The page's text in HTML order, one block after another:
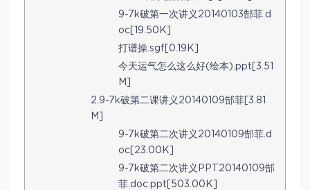
9-7k破第一次讲义20140103郜菲.d
oc[19.50K]
打谱操.sgf[0.19K]
今天运气怎么这么好(绘本).ppt[3.51
M]
2.9-7k破第二课讲义20140109郜菲[3.81
M]
9-7k破第二次讲义20140109郜菲.d
oc[23.00K]
9-7k破第二次讲义PPT20140109郜
菲.doc.ppt[503.00K]